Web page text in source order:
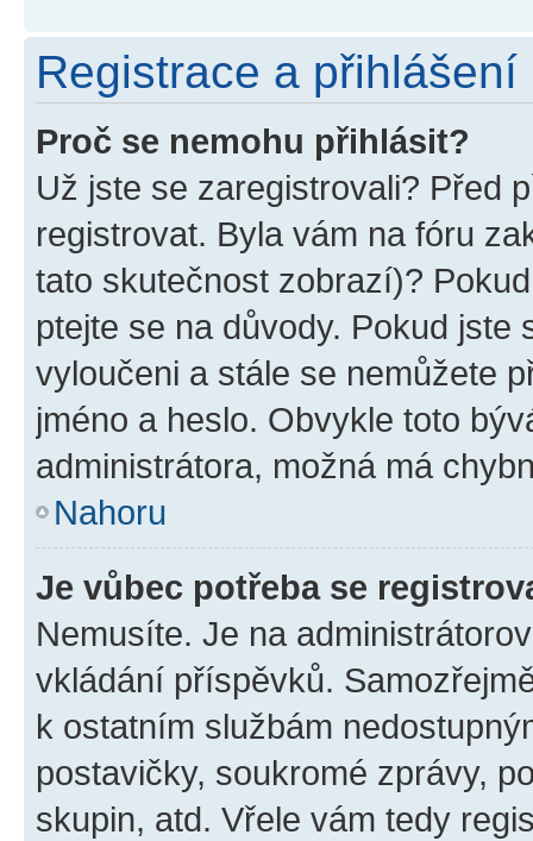
Registrace a přihlášení
Proč se nemohu přihlásit?
Už jste se zaregistrovali? Před
registrovat. Byla vám na fóru
tato skutečnost zobrazí)?
ptejte se na důvody. Pokud jste
vyloučeni a stále se nemůžete
jméno a heslo. Obvykle toto
administrátora, možná má
Nahoru
Je vůbec potřeba se
Nemusíte. Je na
vkládání příspěvků.
k ostatním službám
postavičky, soukromé zprávy,
skupin, atd. Vřele vám tedy